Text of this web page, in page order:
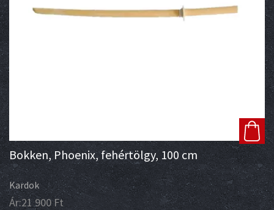
Bokken, Phoenix, fehértölgy, 100 cm
Kardok
Ár:21 900Ft